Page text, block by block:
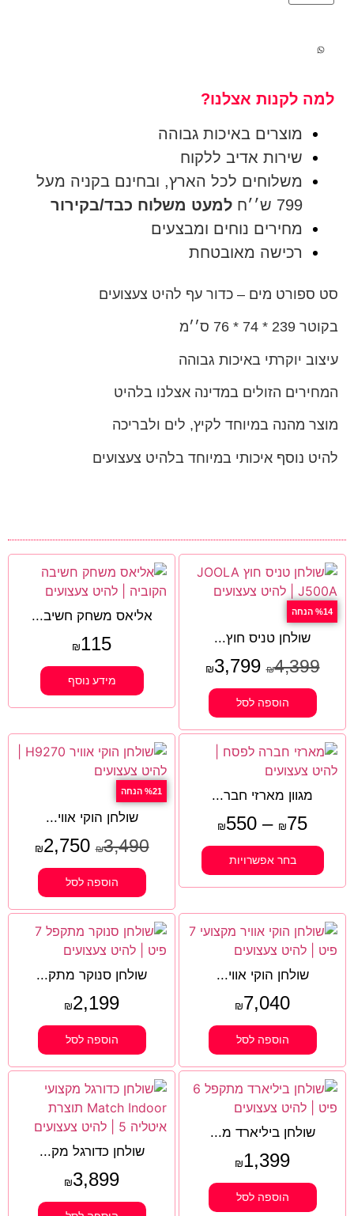
למה לקנות אצלנו?
מוצרים באיכות גבוהה
שירות אדיב ללקוח
משלוחים לכל הארץ, ובחינם בקניה מעל
799 ש׳׳ח
למעט משלוח כבד/בקירור
מחירים נוחים ומבצעים
רכישה מאובטחת
סט ספורט מים – כדור עף להיט צעצועים
בקוטר 239 * 74 * 76 ס׳׳מ
עיצוב יוקרתי באיכות גבוהה
המחירים הזולים במדינה אצלנו בלהיט
מוצר מהנה במיוחד לקיץ, לים ולבריכה
להיט נוסף איכותי במיוחד בלהיט צעצועים
%14 הנחה
שולחן טניס חוץ...
₪4,399
₪3,799
הוספה לסל
אליאס משחק חשיב...
₪115
מידע נוסף
מגוון מארזי חבר...
₪75
–
₪550
בחר אפשרויות
%21 הנחה
שולחן הוקי אווי...
₪3,490
₪2,750
הוספה לסל
שולחן הוקי אווי...
₪7,040
הוספה לסל
שולחן סנוקר מתק...
₪2,199
הוספה לסל
שולחן ביליארד מ...
₪1,399
הוספה לסל
שולחן כדורגל מק...
₪3,899